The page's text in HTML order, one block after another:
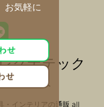
お気軽に
グナテック
の通販
・インテリアの通販 all